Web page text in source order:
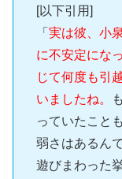
[以下引用]
「 実は彼、小
に不安定にな
じて何度も引
いましたね。
っていたこと
弱さはあるん
遊びまわった